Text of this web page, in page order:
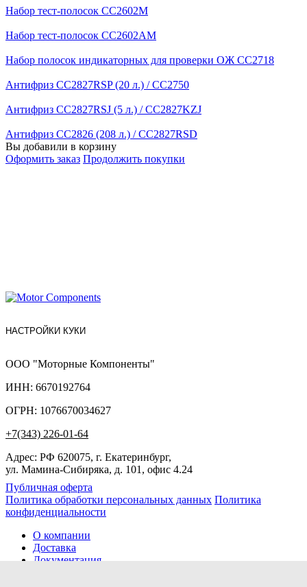
Набор тест-полосок CC2602M
Набор тест-полосок CC2602AM
Набор полосок индикаторных для проверки ОЖ CC2718
Антифриз CC2827RSP (20 л.) / CC2750
Антифриз CC2827RSJ (5 л.) / CC2827KZJ
Антифриз CC2826 (208 л.) / CC2827RSD
Вы добавили в корзину
Оформить заказ Продолжить покупки
НАСТРОЙКИ КУКИ
ООО "Моторные Компоненты"
ИНН: 6670192764
ОГРН: 1076670034627
+7(343) 226-01-64
Адрес: РФ 620075, г. Екатеринбург,
ул. Мамина-Сибиряка, д. 101, офис 4.24
Публичная оферта
Политика обработки персональных данных Политика
конфиденциальности
О компании
Доставка
Документация